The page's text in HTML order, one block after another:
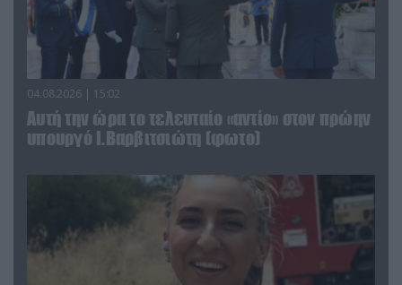
04.08.2026 | 15:02
Αυτή την ώρα το τελευταίο «αντίο» στον πρώην
υπουργό Ι.Βαρβιτσιώτη (φωτο)